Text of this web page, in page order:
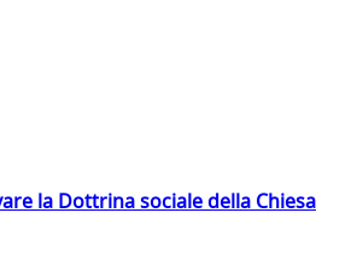
la Dottrina sociale della Chiesa